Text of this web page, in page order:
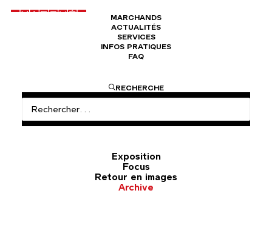
MARCHANDS
ACTUALITÉS
SERVICES
INFOS PRATIQUES
FAQ
RECHERCHE
Actualités
Retrouvez toutes les actualités du Marché
Dauphine : expositions, nouveaux marchands, focus
Exposition
Focus
Retour en images
Archive